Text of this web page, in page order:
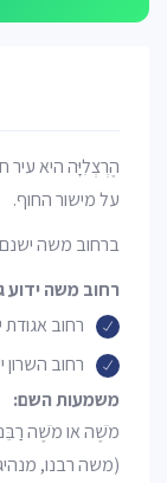
על מישור החוף.
ברחוב משה ישנם 22 בתים עם 22 מיקודים שונים.
רחוב משה ידוע
רחוב
רחוב השרון
משמעות השם:
מֹשֶׁה או מֹשֶׁה
(משה רבנו,